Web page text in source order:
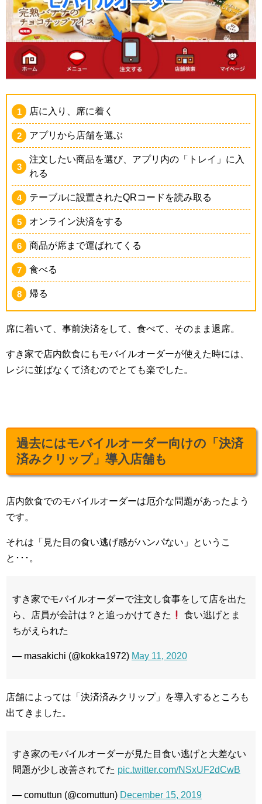
店に入り、席に着く
アプリから店舗を選ぶ
注文したい商品を選び、アプリ内の「トレイ」に入
れる
テーブルに設置されたQRコードを読み取る
オンライン決済をする
商品が席まで運ばれてくる
食べる
帰る
席に着いて、事前決済をして、食べて、そのまま退席。
すき家で店内飲食にもモバイルオーダーが使えた時には、
レジに並ばなくて済むのでとても楽でした。
過去にはモバイルオーダー向けの「決済
済みクリップ」導入店舗も
店内飲食でのモバイルオーダーは厄介な問題があったよう
です。
それは「見た目の食い逃げ感がハンパない」というこ
と･･･。
すき家でモバイルオーダーで注文し食事をして店を出た
ら、店員が会計は？と追っかけてきた
食い逃げとま
ちがえられた
— masakichi (@kokka1972) May 11, 2020
店舗によっては「決済済みクリップ」を導入するところも
出てきました。
すき家のモバイルオーダーが見た目食い逃げと大差ない
問題が少し改善されてた pic.twitter.com/NSxUF2dCwB
— comuttun (@comuttun) December 15, 2019